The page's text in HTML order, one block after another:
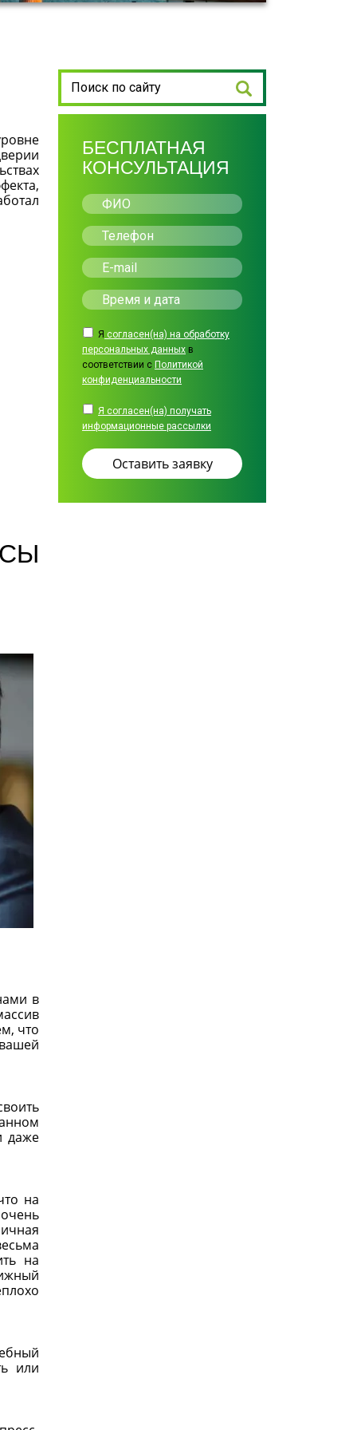
в
что
даже
на
на
или
БЕСПЛАТНАЯ
КОНСУЛЬТАЦИЯ
Я согласен(на) на обработку
персональных данных в
соответствии с Политикой
конфиденциальности
Я согласен(на) получать
информационные рассылки